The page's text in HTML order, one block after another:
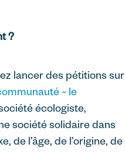
?
lancer des pétitions sur
~ le
écologiste,
société solidaire dans
de l’âge, de l’origine, de